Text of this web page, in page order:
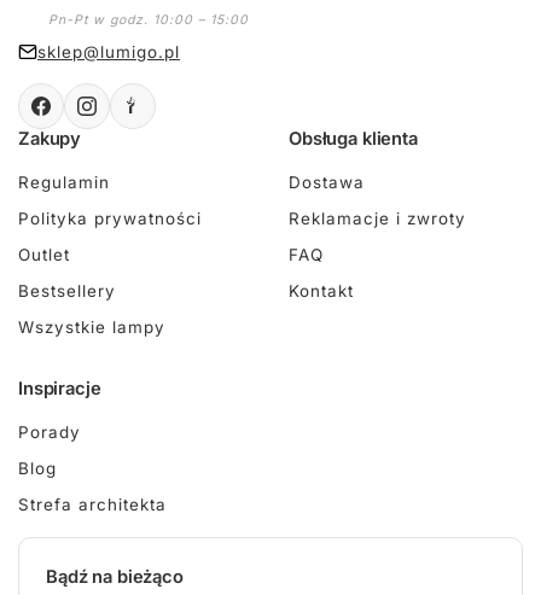
Pn-Pt w godz. 10:00 – 15:00
sklep@lumigo.pl
Zakupy
Regulamin
Polityka prywatności
Outlet
Bestsellery
Wszystkie lampy
Obsługa klienta
Dostawa
Reklamacje i zwroty
FAQ
Kontakt
Inspiracje
Porady
Blog
Strefa architekta
Bądź na bieżąco